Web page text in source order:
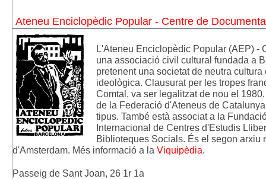
Ateneu Enciclopèdic Popular - Centre de
L'Ateneu Enciclopèdic Popular (AEP) -
una associació civil cultural fundada a
pretenent una societat de neutra
ideològica. Clausurat per les tropes
Comtal, va ser legalitzat de nou el
de la Federació d'Ateneus de
tipus. També està associat a la
Internacional de Centres d'Estudis
Biblioteques Socials. És el segon arxiu
d'Amsterdam. Més informació a la Viquipèdia.
Passeig de Sant Joan, 26 1r 1a